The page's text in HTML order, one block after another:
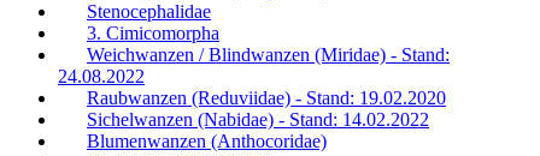
Stenocephalidae
3. Cimicomorpha
Weichwanzen / Blindwanzen (Miridae) - Stand:
24.08.2022
Raubwanzen (Reduviidae) - Stand: 19.02.2020
Sichelwanzen (Nabidae) - Stand: 14.02.2022
Blumenwanzen (Anthocoridae)